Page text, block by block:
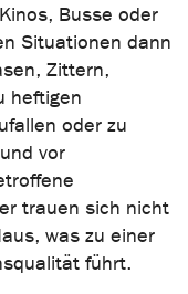
Busse oder
Situationen dann
Zittern,
heftigen
oder zu
vor
trauen sich nicht
was zu einer
führt.